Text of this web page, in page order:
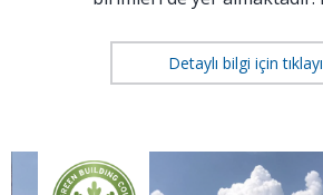
Detaylı bilgi için